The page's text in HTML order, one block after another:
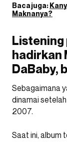
Baca juga:
Maknanya?
Listening
hadirkan
DaBaby,
Sebagaimana
dinamai
2007.
Saat ini, album